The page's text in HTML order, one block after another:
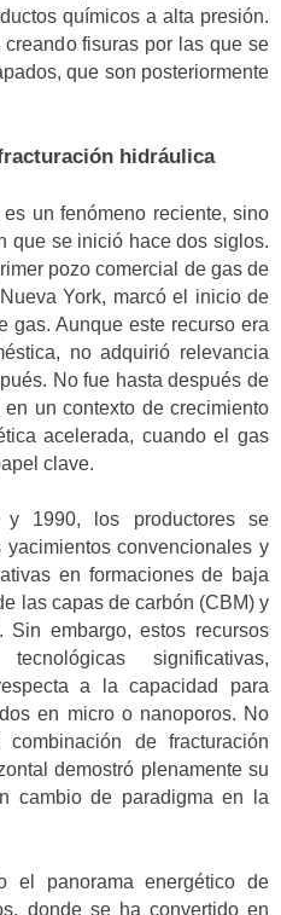
químicos a alta presión.
fisuras por las que se
que son posteriormente
hidráulica
es un fenómeno reciente, sino
que se inició hace dos siglos.
pozo comercial de gas de
York, marcó el inicio de
gas. Aunque este recurso era
no adquirió relevancia
No fue hasta después de
un contexto de crecimiento
acelerada, cuando el gas
clave.
1990, los productores se
convencionales y
en formaciones de baja
las capas de carbón (CBM) y
Sin embargo, estos recursos
significativas,
a la capacidad para
en micro o nanoporos. No
de fracturación
demostró plenamente su
cambio de paradigma en la
el panorama energético de
donde se ha convertido en